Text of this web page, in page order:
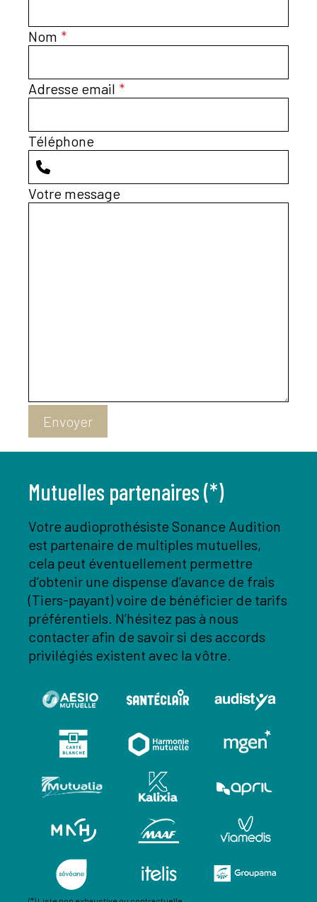
Nom *
Adresse email *
Téléphone
Votre message
Envoyer
Mutuelles partenaires (*)
Votre audioprothésiste Sonance Audition
est partenaire de multiples mutuelles,
cela peut éventuellement permettre
d’obtenir une dispense d’avance de frais
(Tiers-payant) voire de bénéficier de tarifs
préférentiels. N’hésitez pas à nous
contacter afin de savoir si des accords
privilégiés existent avec la vôtre.